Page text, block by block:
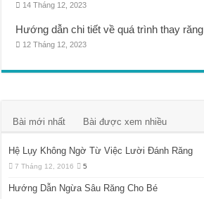
14 Tháng 12, 2023
Hướng dẫn chi tiết về quá trình thay
12 Tháng 12, 2023
Bài mới nhất Bài được xem nhiều
Hệ Lụy Không Ngờ Từ Việc Lười Đánh Răng
7 Tháng 12, 2016 5
Hướng Dẫn Ngừa Sâu Răng Cho Bé